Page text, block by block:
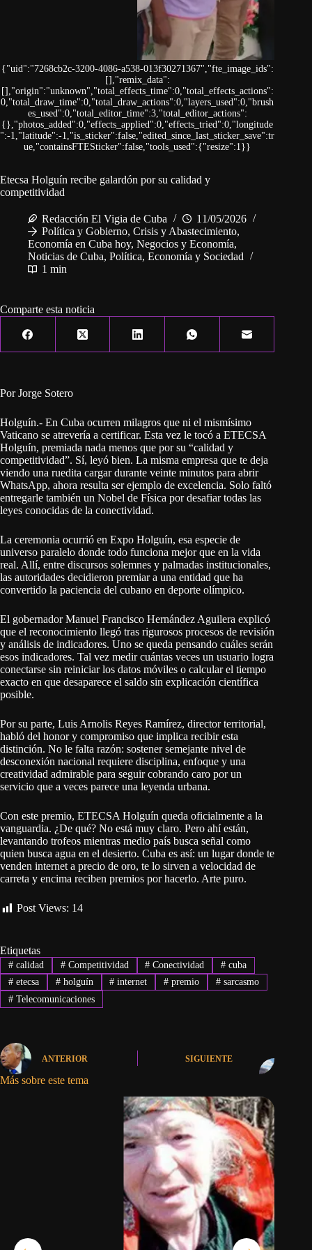
{"uid":"7268cb2c-3200-4086-a538-013f30271367","fte_image_ids":
[],"remix_data":
[],"origin":"unknown","total_effects_time":0,"total_effects_actions":
0,"total_draw_time":0,"total_draw_actions":0,"layers_used":0,"brush
es_used":0,"total_editor_time":3,"total_editor_actions":
{},"photos_added":0,"effects_applied":0,"effects_tried":0,"longitude
":-1,"latitude":-1,"is_sticker":false,"edited_since_last_sticker_save":tr
ue,"containsFTESticker":false,"tools_used":{"resize":1}}
Etecsa Holguín recibe galardón por su calidad y
competitividad
Redacción El Vigia de Cuba
11/05/2026
Política y Gobierno, Crisis y Abastecimiento,
Economía en Cuba hoy, Negocios y Economía,
Noticias de Cuba, Política, Economía y Sociedad
1 min
Comparte esta noticia
Por Jorge Sotero
Holguín.- En Cuba ocurren milagros que ni el mismísimo
Vaticano se atrevería a certificar. Esta vez le tocó a ETECSA
Holguín, premiada nada menos que por su “calidad y
competitividad”. Sí, leyó bien. La misma empresa que te deja
viendo una ruedita cargar durante veinte minutos para abrir
WhatsApp, ahora resulta ser ejemplo de excelencia. Solo faltó
entregarle también un Nobel de Física por desafiar todas las
leyes conocidas de la conectividad.
La ceremonia ocurrió en Expo Holguín, esa especie de
universo paralelo donde todo funciona mejor que en la vida
real. Allí, entre discursos solemnes y palmadas institucionales,
las autoridades decidieron premiar a una entidad que ha
convertido la paciencia del cubano en deporte olímpico.
El gobernador Manuel Francisco Hernández Aguilera explicó
que el reconocimiento llegó tras rigurosos procesos de revisión
y análisis de indicadores. Uno se queda pensando cuáles serán
esos indicadores. Tal vez medir cuántas veces un usuario logra
conectarse sin reiniciar los datos móviles o calcular el tiempo
exacto en que desaparece el saldo sin explicación científica
posible.
Por su parte, Luis Arnolis Reyes Ramírez, director territorial,
habló del honor y compromiso que implica recibir esta
distinción. No le falta razón: sostener semejante nivel de
desconexión nacional requiere disciplina, enfoque y una
creatividad admirable para seguir cobrando caro por un
servicio que a veces parece una leyenda urbana.
Con este premio, ETECSA Holguín queda oficialmente a la
vanguardia. ¿De qué? No está muy claro. Pero ahí están,
levantando trofeos mientras medio país busca señal como
quien busca agua en el desierto. Cuba es así: un lugar donde te
venden internet a precio de oro, te lo sirven a velocidad de
carreta y encima reciben premios por hacerlo. Arte puro.
Post Views: 14
Etiquetas
#calidad #Competitividad # Conectividad # cuba
#etecsa #holguín # internet # premio # sarcasmo
#Telecomunicaciones
ANTERIOR SIGUIENTE
Más sobre este tema